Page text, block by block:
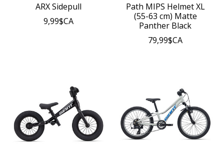
ARX Sidepull
9,99$CA
Path MIPS Helmet XL
(55-63 cm) Matte
Panther Black
79,99$CA